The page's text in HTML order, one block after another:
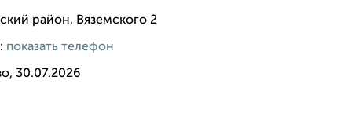
район, Вяземского 2
показать телефон
30.07.2026